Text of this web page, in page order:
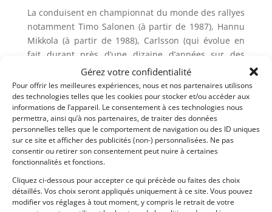
Gérez votre confidentialité
Pour offrir les meilleures expériences, nous et nos partenaires utilisons
des technologies telles que les cookies pour stocker et/ou accéder aux
informations de l’appareil. Le consentement à ces technologies nous
permettra, ainsi qu’à nos partenaires, de traiter des données
personnelles telles que le comportement de navigation ou des ID uniques
sur ce site et afficher des publicités (non-) personnalisées. Ne pas
consentir ou retirer son consentement peut nuire à certaines
fonctionnalités et fonctions.
Cliquez ci-dessous pour accepter ce qui précède ou faites des choix
détaillés. Vos choix seront appliqués uniquement à ce site. Vous pouvez
modifier vos réglages à tout moment, y compris le retrait de votre
La conduisent en championnat du monde des rallyes
notamment Timo Salonen (à partir de 1987), Hannu
Mikkola (à partir de 1988), Carlsson (qui évolue en
fait durant près d’une dizaine d’années sur des
véhicules de la marque), Warmbold (présent depuis
1982 sur Mazda), Mikael Sundström (fidèle à la
marque de 1987 à 1991), et Rod Millen pour les
étapes océaniques ainsi que l’Olympus Rally (étant
aussi résident américain et sur Mazda entre 1986 et
1992, date à laquelle il cesse sa propre carrière),
ainsi que durant cette période Pascal Gaban et
Grégoire De Mévius (équipes Fina, puis Mazda Italie
et Belgique) en 1988 en P-WRC (en version GTX 4WD
cette fois).